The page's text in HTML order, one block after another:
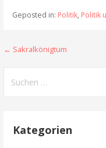
Geposted in: Politik, Politik
B
e
← Sakralkönigtum
Kategorien